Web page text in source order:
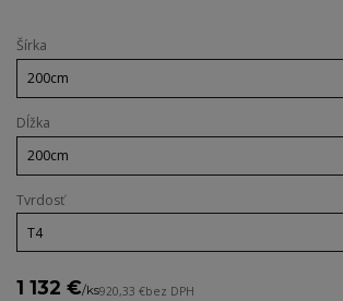
Šírka
Dĺžka
Tvrdosť
1 132 €/ks920,33 €bez DPH